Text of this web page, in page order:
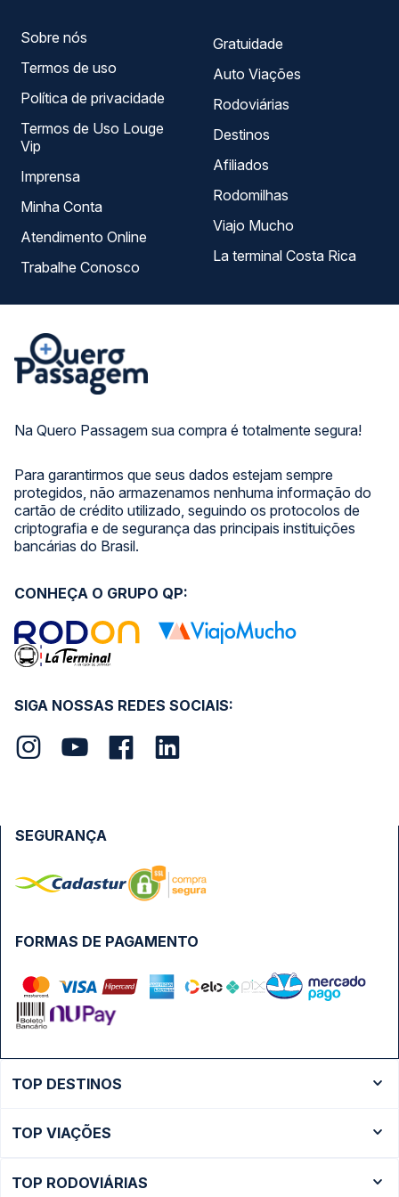
Na Quero Passagem sua compra é totalmente segura!
Para garantirmos que seus dados estejam sempre
protegidos, não armazenamos nenhuma informação do
cartão de crédito utilizado, seguindo os protocolos de
criptografia e de segurança das principais instituições
bancárias do Brasil.
Sobre nós
Termos de uso
Política de privacidade
Termos de Uso Louge
Vip
Imprensa
Minha Conta
Atendimento Online
Trabalhe Conosco
Gratuidade
Auto Viações
Rodoviárias
Destinos
Afiliados
Rodomilhas
Viajo Mucho
La terminal Costa Rica
SIGA NOSSAS REDES SOCIAIS:
CONHEÇA O GRUPO QP:
FORMAS DE PAGAMENTO
SEGURANÇA
TOP DESTINOS
Ônibus São Paulo
TOP VIAÇÕES
TOP RODOVIÁRIAS